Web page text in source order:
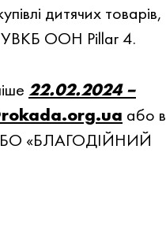
дитячих товарів,
ООН Pillar 4.
22.02.2024 –
або в
БО «БЛАГОДІЙНИЙ